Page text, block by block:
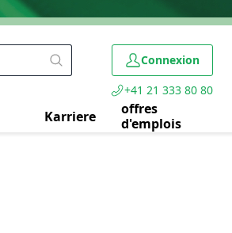
Connexion
+41 21 333 80 80
Karriere
offres
d'emplois